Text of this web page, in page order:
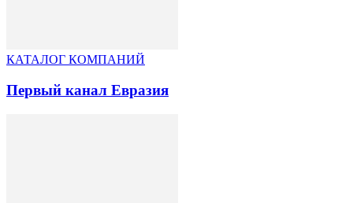
КАТАЛОГ КОМПАНИЙ
Первый канал Евразия